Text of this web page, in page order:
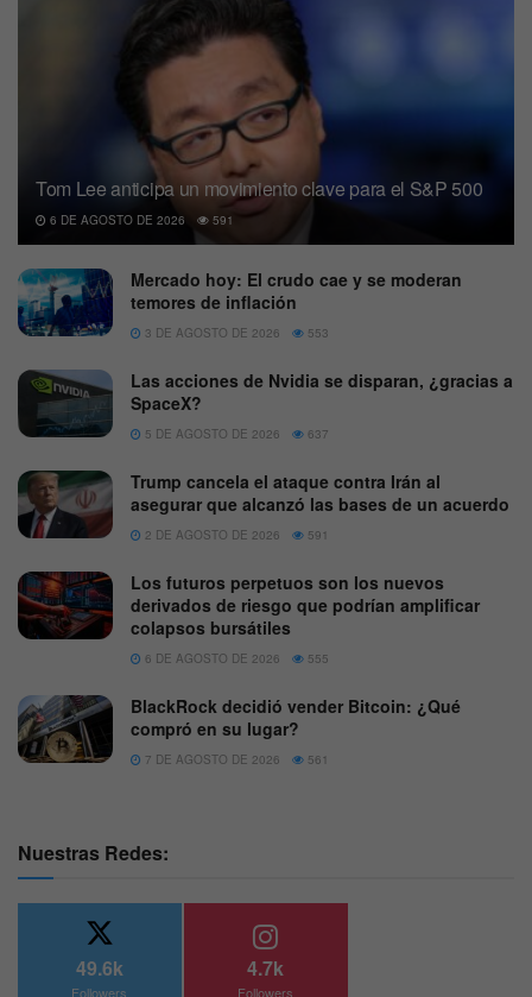
Tom Lee anticipa un movimiento clave para el S&P 500
6 DE AGOSTO DE 2026 591
Mercado hoy: El crudo cae y se moderan
temores de inflación
3 DE AGOSTO DE 2026 553
Las acciones de Nvidia se disparan, ¿gracias a
SpaceX?
5 DE AGOSTO DE 2026 637
Trump cancela el ataque contra Irán al
asegurar que alcanzó las bases de un acuerdo
2 DE AGOSTO DE 2026 591
Los futuros perpetuos son los nuevos
derivados de riesgo que podrían amplificar
colapsos bursátiles
6 DE AGOSTO DE 2026 555
BlackRock decidió vender Bitcoin: ¿Qué
compró en su lugar?
7 DE AGOSTO DE 2026 561
Nuestras Redes:
49.6k
Followers
4.7k
Followers